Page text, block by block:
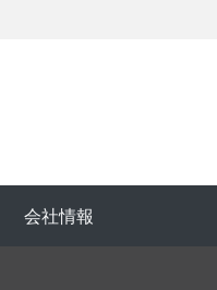
会社情報